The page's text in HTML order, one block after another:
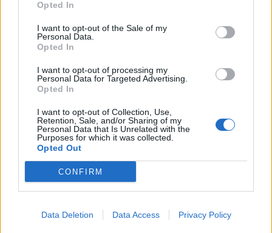
Opted In
I want to opt-out of the Sale of my
Personal Data.
Opted In
I want to opt-out of processing my
Personal Data for Targeted Advertising.
Opted In
I want to opt-out of Collection, Use,
Retention, Sale, and/or Sharing of my
Personal Data that Is Unrelated with the
Purposes for which it was collected.
Opted Out
CONFIRM
Data Deletion Data Access Privacy Policy
Jeffrey är inte säker på hur det blir med det i år.
– Det beror på, om inte Malmö stad hjälper till lika
mycket som tidigare kanske vi måste göra nåt.
Han säger att han räknar med drygt 25 bryggerier på
plats.